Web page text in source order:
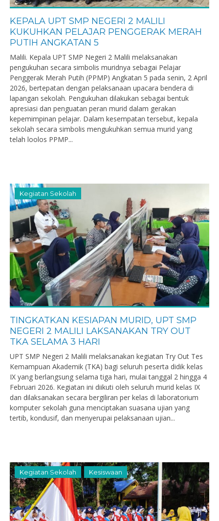
KEPALA UPT SMP NEGERI 2 MALILI
KUKUHKAN PELAJAR PENGGERAK MERAH
PUTIH ANGKATAN 5
Malili. Kepala UPT SMP Negeri 2 Malili melaksanakan
pengukuhan secara simbolis muridnya sebagai Pelajar
Penggerak Merah Putih (PPMP) Angkatan 5 pada senin, 2 April
2026, bertepatan dengan pelaksanaan upacara bendera di
lapangan sekolah. Pengukuhan dilakukan sebagai bentuk
apresiasi dan penguatan peran murid dalam gerakan
kepemimpinan pelajar. Dalam kesempatan tersebut, kepala
sekolah secara simbolis mengukuhkan semua murid yang
telah loolos PPMP...
Kegiatan Sekolah
TINGKATKAN KESIAPAN MURID, UPT SMP
NEGERI 2 MALILI LAKSANAKAN TRY OUT
TKA SELAMA 3 HARI
UPT SMP Negeri 2 Malili melaksanakan kegiatan Try Out Tes
Kemampuan Akademik (TKA) bagi seluruh peserta didik kelas
IX yang berlangsung selama tiga hari, mulai tanggal 2 hingga 4
Februari 2026. Kegiatan ini diikuti oleh seluruh murid kelas IX
dan dilaksanakan secara bergiliran per kelas di laboratorium
komputer sekolah guna menciptakan suasana ujian yang
tertib, kondusif, dan menyerupai pelaksanaan ujian...
Kegiatan Sekolah Kesiswaan